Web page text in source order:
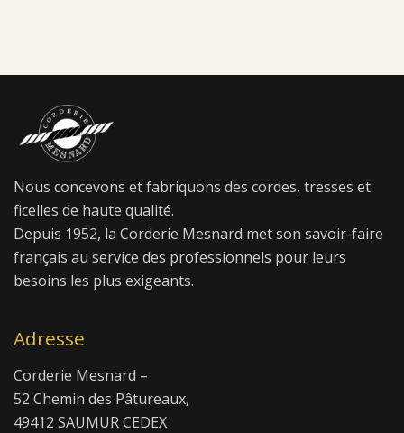
Nous concevons et fabriquons des cordes, tresses et
ficelles de haute qualité.
Depuis 1952, la Corderie Mesnard met son savoir-faire
français au service des professionnels pour leurs
besoins les plus exigeants.
Adresse
Corderie Mesnard –
52 Chemin des Pâtureaux,
49412 SAUMUR CEDEX